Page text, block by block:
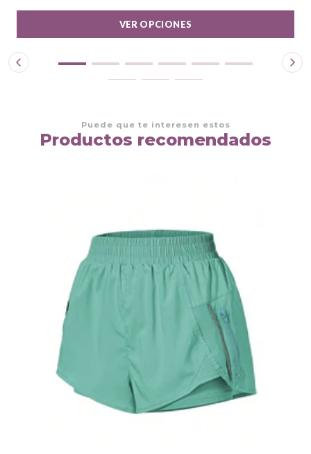
VER OPCIONES
Puede que te interesen estos
Productos recomendados